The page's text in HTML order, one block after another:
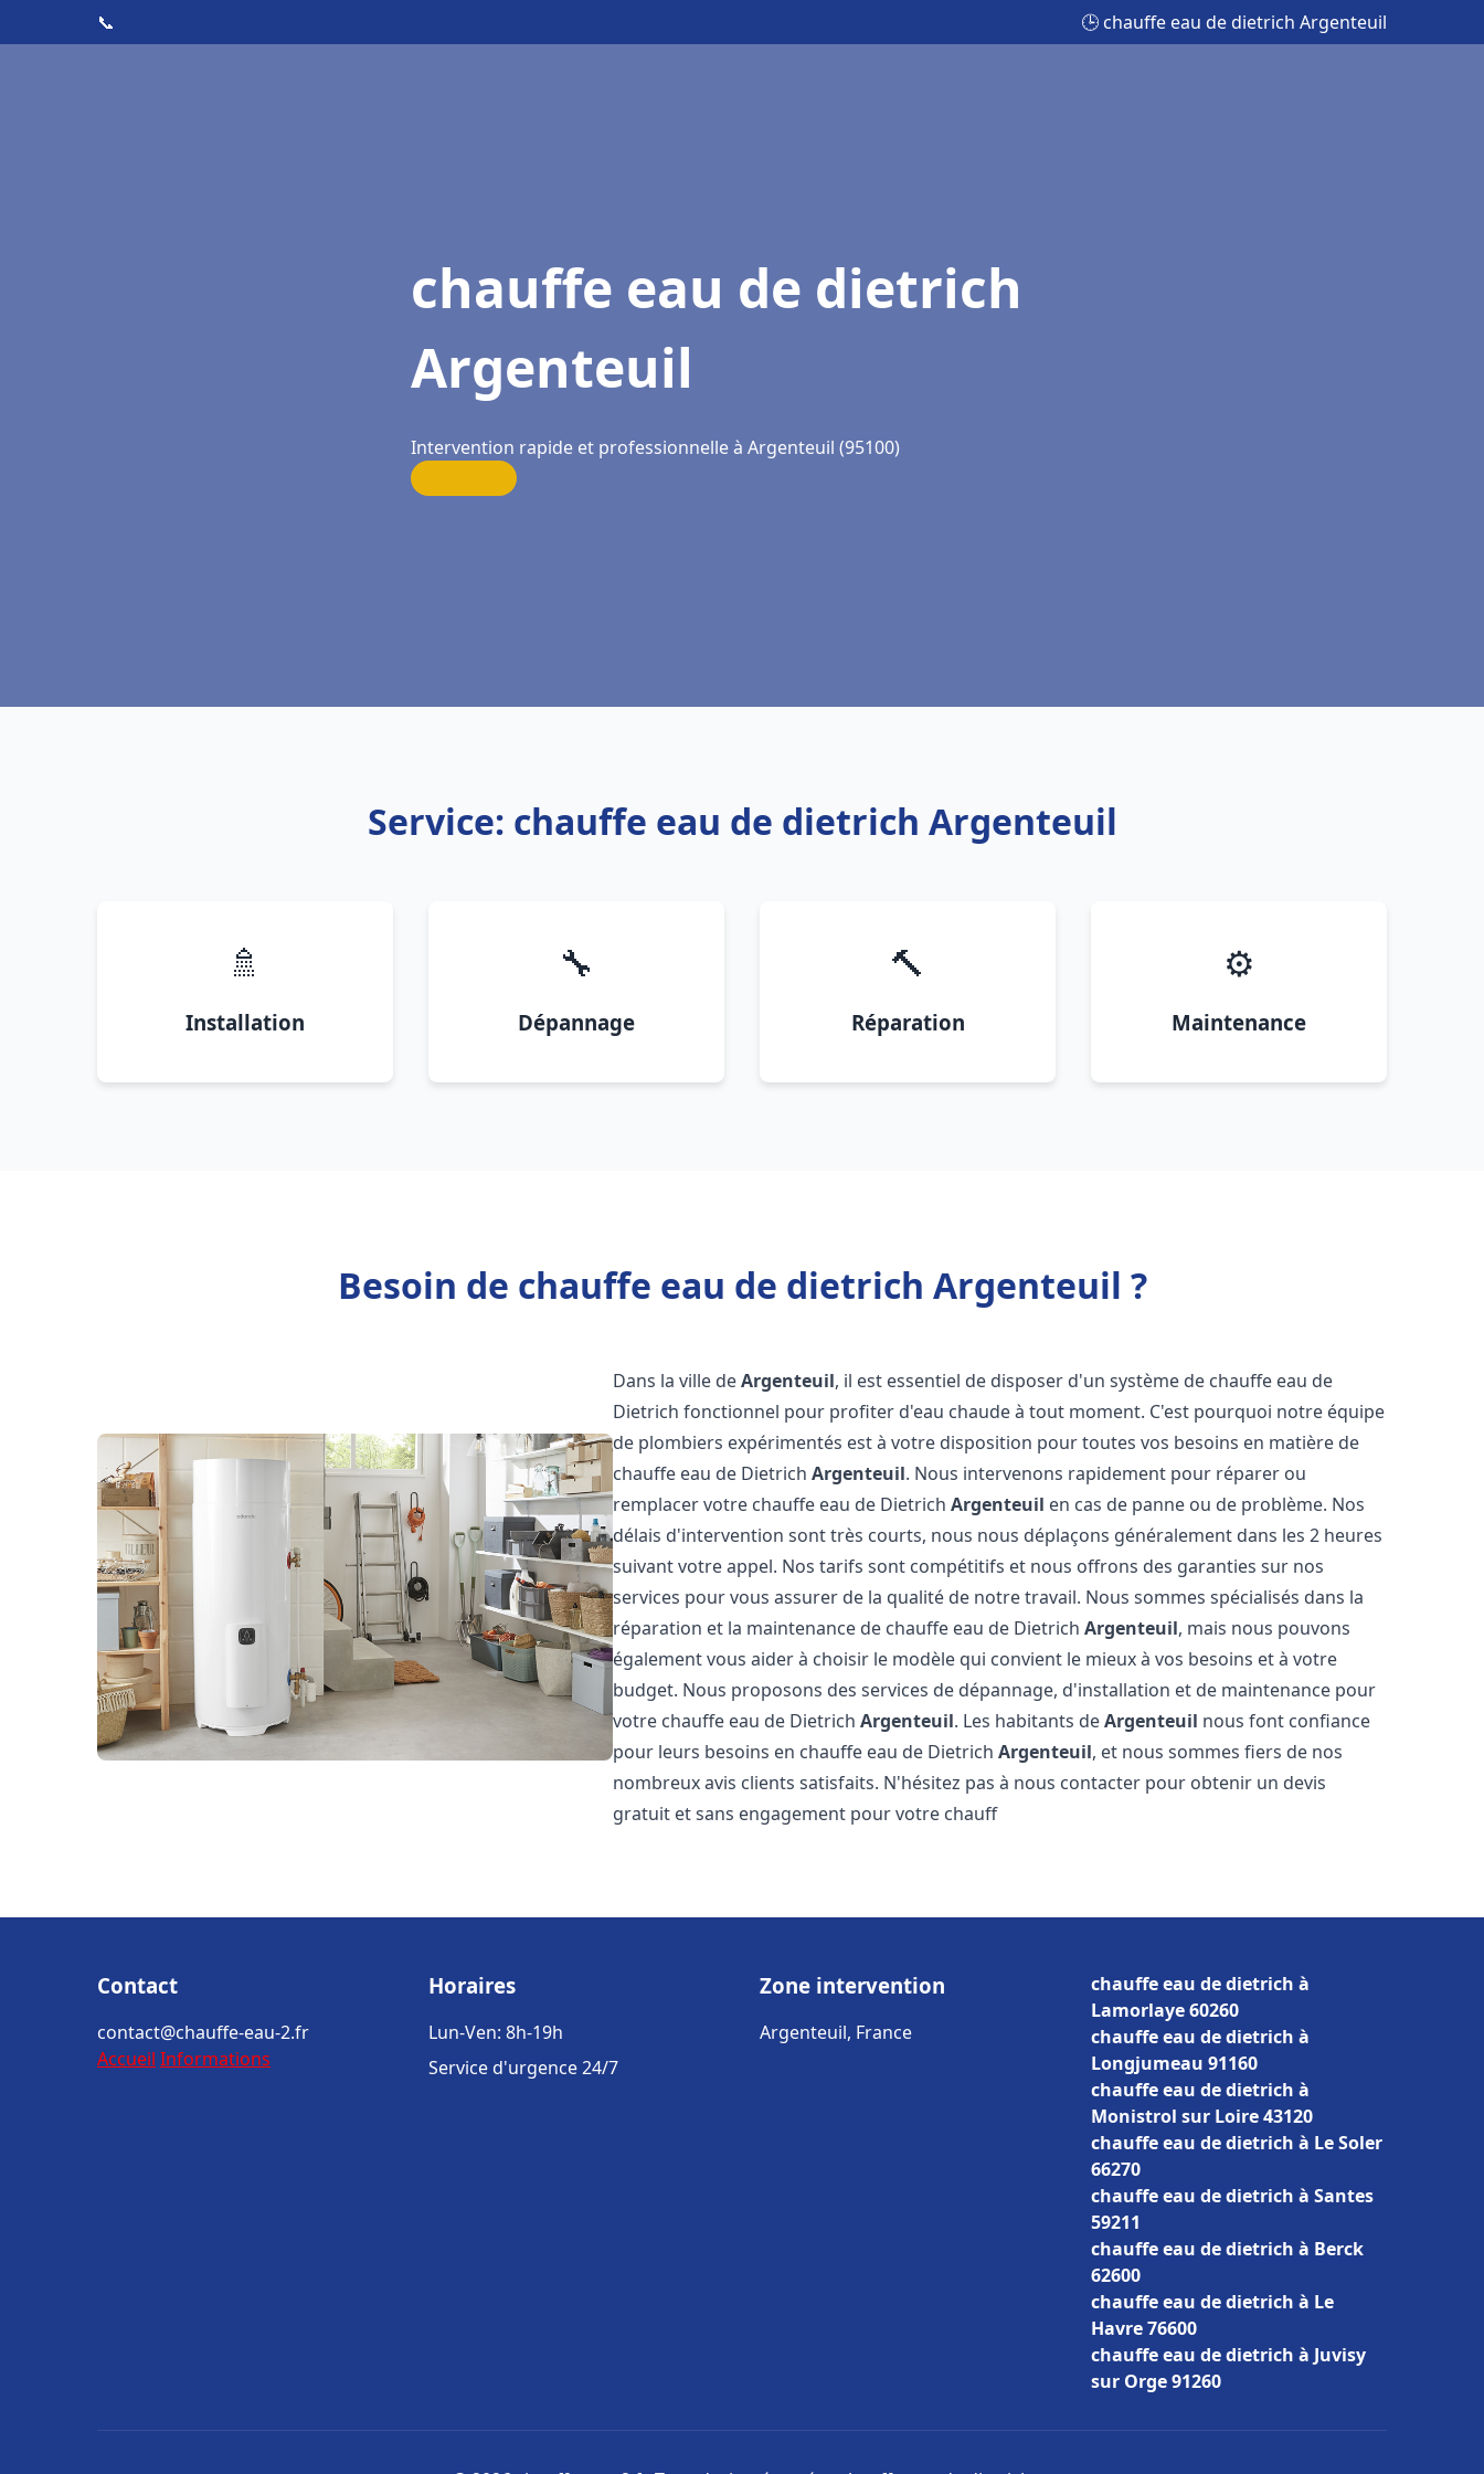
📞 🕒 chauffe eau de dietrich Argenteuil
chauffe eau de dietrich
Argenteuil
Intervention rapide et professionnelle à Argenteuil (95100)
Service: chauffe eau de dietrich Argenteuil
🚿
Installation
🔧
Dépannage
🔨
Réparation
⚙️
Maintenance
Besoin de chauffe eau de dietrich Argenteuil ?
Dans la ville deArgenteuil, il est essentiel de disposer d'un système de chauffe eau de
Dietrich fonctionnel pour profiter d'eau chaude à tout moment. C'est pourquoi notre équipe
de plombiers expérimentés est à votre disposition pour toutes vos besoins en matière de
chauffe eau de DietrichArgenteuil. Nous intervenons rapidement pour réparer ou
remplacer votre chauffe eau de DietrichArgenteuil en cas de panne ou de problème. Nos
délais d'intervention sont très courts, nous nous déplaçons généralement dans les 2 heures
suivant votre appel. Nos tarifs sont compétitifs et nous offrons des garanties sur nos
services pour vous assurer de la qualité de notre travail. Nous sommes spécialisés dans la
réparation et la maintenance de chauffe eau de DietrichArgenteuil, mais nous pouvons
également vous aider à choisir le modèle qui convient le mieux à vos besoins et à votre
budget. Nous proposons des services de dépannage, d'installation et de maintenance pour
votre chauffe eau de DietrichArgenteuil. Les habitants deArgenteuil nous font confiance
pour leurs besoins en chauffe eau de DietrichArgenteuil, et nous sommes fiers de nos
nombreux avis clients satisfaits. N'hésitez pas à nous contacter pour obtenir un devis
gratuit et sans engagement pour votre chauff
Contact
contact@chauffe-eau-2.fr
Accueil Informations
Horaires
Lun-Ven: 8h-19h
Service d'urgence 24/7
Zone intervention
Argenteuil, France
chauffe eau de dietrich à
Lamorlaye 60260
chauffe eau de dietrich à
Longjumeau 91160
chauffe eau de dietrich à
Monistrol sur Loire 43120
chauffe eau de dietrich à Le Soler
66270
chauffe eau de dietrich à Santes
59211
chauffe eau de dietrich à Berck
62600
chauffe eau de dietrich à Le
Havre 76600
chauffe eau de dietrich à Juvisy
sur Orge 91260